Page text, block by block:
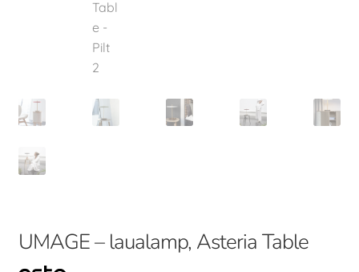
UMAGE – laualamp, Asteria Table